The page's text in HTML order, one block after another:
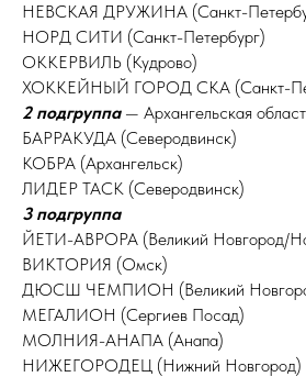
НЕВСКАЯ ДРУЖИНА (Санкт-
НОРД СИТИ (Санкт-Петербург)
ОККЕРВИЛЬ (Кудрово)
ХОККЕЙНЫЙ ГОРОД СКА (Санкт-
2 подгруппа— Архангельская
БАРРАКУДА (Северодвинск)
КОБРА (Архангельск)
ЛИДЕР ТАСК (Северодвинск)
3 подгруппа
ЙЕТИ-АВРОРА (Великий Новгород/
ВИКТОРИЯ (Омск)
ДЮСШ ЧЕМПИОН (Великий
МЕГАЛИОН (Сергиев Посад)
МОЛНИЯ-АНАПА (Анапа)
НИЖЕГОРОДЕЦ (Нижний Новгород)